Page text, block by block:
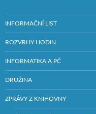
INFORMAČNÍ LIST
ROZVRHY HODIN
INFORMATIKA A PČ
DRUŽINA
ZPRÁVY Z KNIHOVNY